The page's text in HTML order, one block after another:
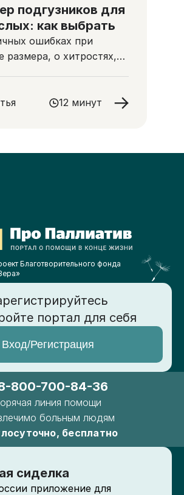
подгузников для
как выбрать
ошибках при
размера, о хитростях,
12 минут
Благотворительного фонда
портал для себя
Вход/Регистрация
800-700-84-36
линия помощи
больным людям
бесплатно
сиделка
приложение для